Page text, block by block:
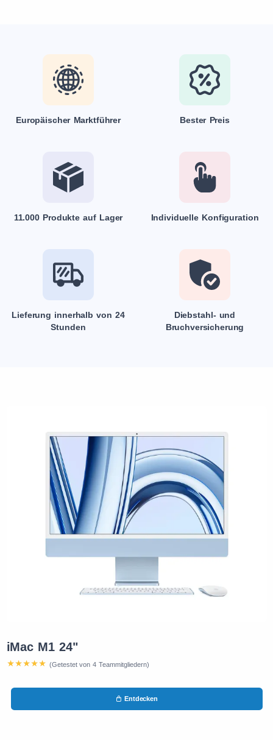
Europäischer Marktführer Bester Preis
11.000 Produkte auf Lager Individuelle Konfiguration
Lieferung innerhalb von 24
Stunden
Diebstahl- und
Bruchversicherung
iMac M1 24"
(Getestet von 4 Teammitgliedern)
Entdecken